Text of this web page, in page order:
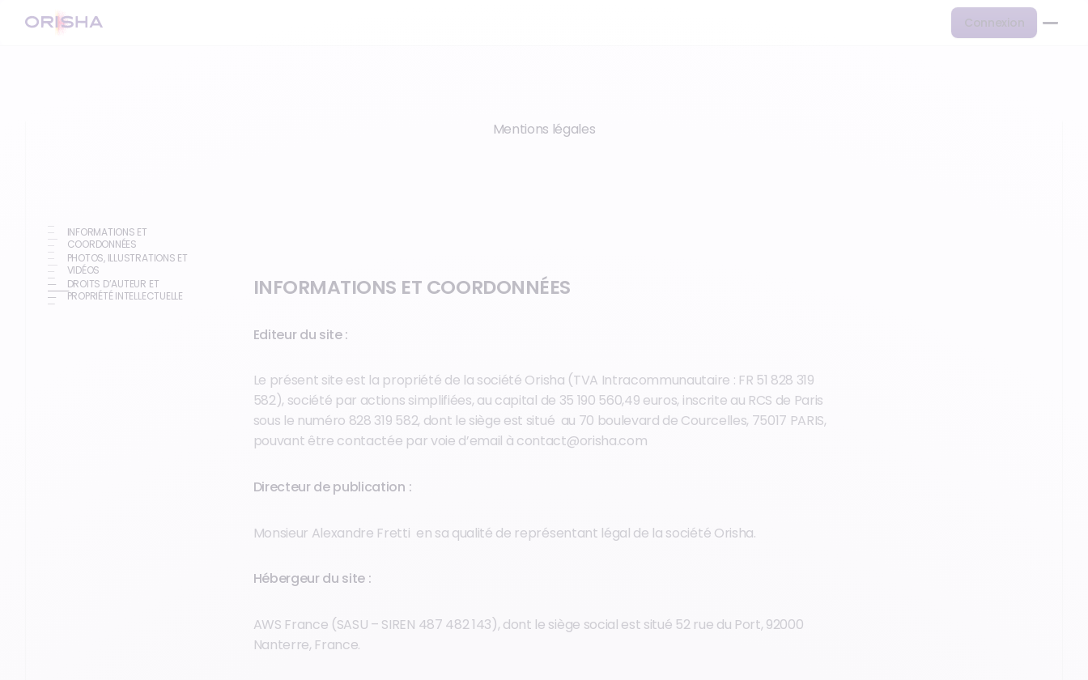
Connexion
Mentions légales
INFORMATIONS ET
COORDONNÉES
PHOTOS, ILLUSTRATIONS ET
VIDÉOS
DROITS D’AUTEUR ET
PROPRIÉTÉ INTELLECTUELLE
INFORMATIONS ET COORDONNÉES
Editeur du site :
Le présent site est la propriété de la société Orisha (TVA Intracommunautaire : FR 51 828 319
582), société par actions simplifiées, au capital de 35 190 560,49 euros, inscrite au RCS de Paris
sous le numéro 828 319 582, dont le siège est situé au 70 boulevard de Courcelles, 75017 PARIS,
pouvant être contactée par voie d’email à contact@orisha.com
Directeur de publication :
Monsieur Alexandre Fretti en sa qualité de représentant légal de la société Orisha.
Hébergeur du site :
AWS France (SASU – SIREN 487 482 143), dont le siège social est situé 52 rue du Port, 92000
Nanterre, France.